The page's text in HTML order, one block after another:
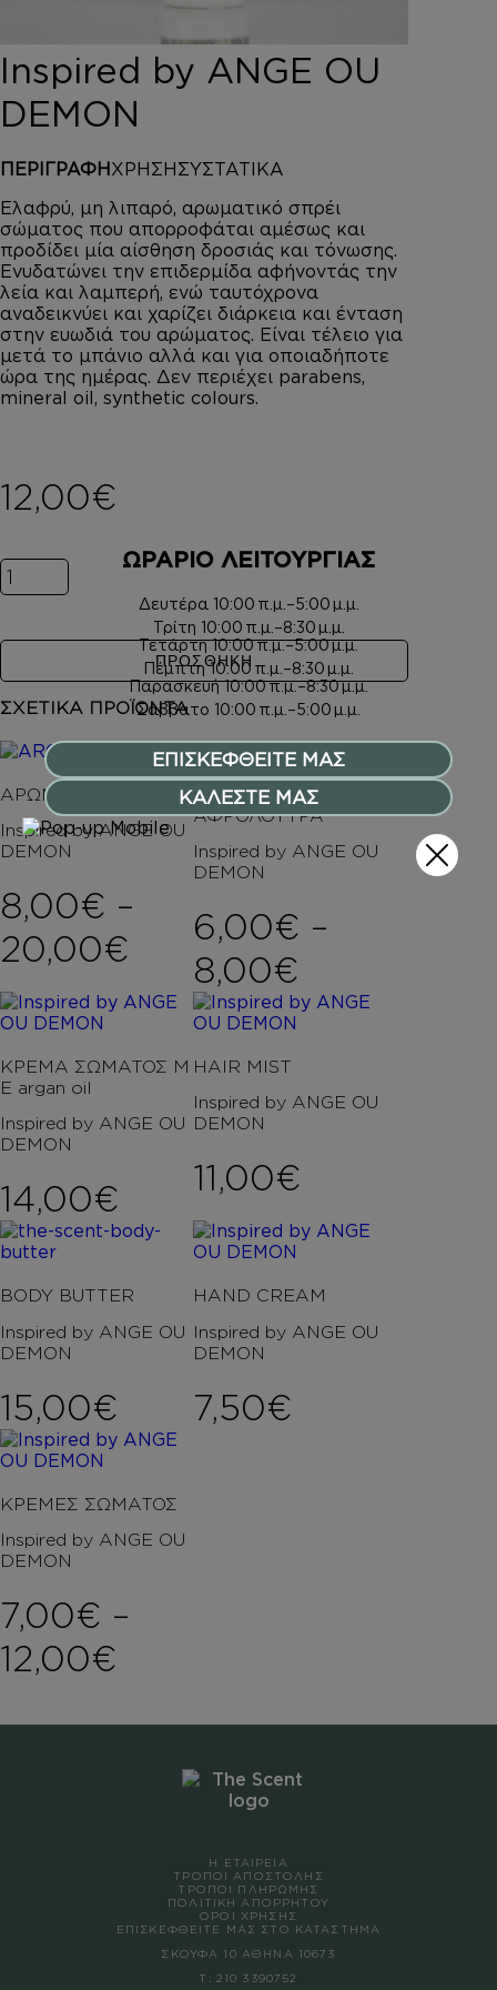
AUSTRALIAN GOLD
HOROMIA
SPECIAL OFFERS
ΚΑΛΑΘΙ
Inspired by ANGE OU
DEMON
ΠΕΡΙΓΡΑΦΗ ΧΡΗΣΗ ΣΥΣΤΑΤΙΚΑ
Ελαφρύ, μη λιπαρό, αρωματικό σπρέι
σώματος που απορροφάται αμέσως και
προδίδει μία αίσθηση δροσιάς και τόνωσης.
Ενυδατώνει την επιδερμίδα αφήνοντάς την
λεία και λαμπερή, ενώ ταυτόχρονα
αναδεικνύει και χαρίζει διάρκεια και ένταση
στην ευωδιά του αρώματος. Είναι τέλειο για
μετά το μπάνιο αλλά και για οποιαδήποτε
ώρα της ημέρας. Δεν περιέχει parabens,
mineral oil, synthetic colours.
12,00€
Inspired by ANGE OU DEMON ποσότητα
ΠΡΟΣΘΗΚΗ
ΣΧΕΤΙΚΑ ΠΡΟΪΟΝΤΑ
ΑΡΩΜΑΤΑ
Inspired by ANGE OU
DEMON
8,00€ –
20,00€ Price range: 8,00€
ΑΦΡΟΛΟΥΤΡΑ
Inspired by ANGE OU
DEMON
6,00€ –
8,00€
ΚΡΕΜΑ ΣΩΜΑΤΟΣ Μ
Ε argan oil
Inspired by ANGE OU
DEMON
14,00€
HAIR MIST
Inspired by ANGE OU
DEMON
11,00€
BODY BUTTER
Inspired by ANGE OU
DEMON
15,00€
HAND CREAM
Inspired by ANGE OU
DEMON
7,50€
ΚΡΕΜΕΣ ΣΩΜΑΤΟΣ
Inspired by ANGE OU
DEMON
7,00€ –
12,00€
Η ΕΤΑΙΡΕΙΑ
ΤΡΟΠΟΙ ΑΠΟΣΤΟΛΗΣ
ΤΡΟΠΟΙ ΠΛΗΡΩΜΗΣ
ΠΟΛΙΤΙΚΗ ΑΠΟΡΡΗΤΟΥ
ΟΡΟΙ ΧΡΗΣΗΣ
ΕΠΙΣΚΕΦΘΕΙΤΕ ΜΑΣ ΣΤΟ ΚΑΤΑΣΤΗΜΑ
ΣΚΟΥΦΑ 10 ΑΘΗΝΑ 10673
Τ: 210 3390752
ΩΡΑΡΙΟ ΛΕΙΤΟΥΡΓΙΑΣ
Δευτέρα 10:00 π.μ.–5:00 μ.μ.
Τρίτη 10:00 π.μ.–8:30 μ.μ.
Τετάρτη10:00 π.μ.–5:00 μ.μ.
Πέμπτη10:00 π.μ.–8:30 μ.μ.
Παρασκευή10:00 π.μ.–8:30 μ.μ.
Σάββατο 10:00 π.μ.–5:00 μ.μ.
ΕΠΙΣΚΕΦΘΕΙΤΕ ΜΑΣ
ΚΑΛΕΣΤΕ ΜΑΣ